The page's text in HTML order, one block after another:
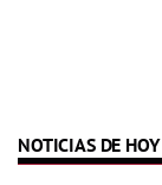
NOTICIAS DE HOY